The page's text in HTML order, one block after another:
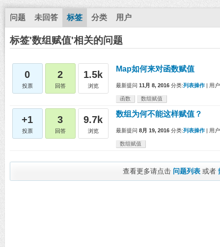
问题 未回答 标签 分类 用户
标签'数组赋值'相关的问题
0
投票
2
回答
1.5k
浏览
Map如何来对函数赋值
最新提问 11月 8, 2016 分类:列表操作 用
函数 数组赋值
+1
投票
3
回答
9.7k
浏览
数组为何不能这样赋值？
最新提问 8月 19, 2016 分类:列表操作 用
数组赋值
查看更多请点击 问题列表 或者